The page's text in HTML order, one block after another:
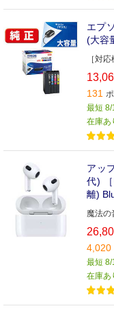
エプ
(大容
［対
131
最短 8/
在庫あ
アッ
代)
離)
魔法の
4,020
最短 8/
在庫あ